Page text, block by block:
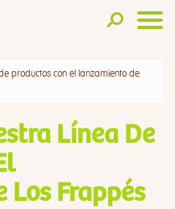
productos con el lanzamiento de
Línea De
Los Frappés